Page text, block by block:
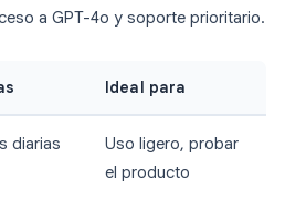
a GPT-4o y soporte prioritario.
Ideal para
diarias
Uso ligero, probar
el producto